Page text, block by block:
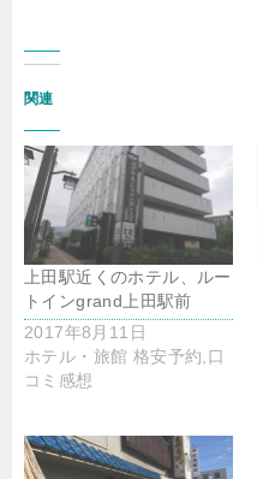
関連
上田駅近くのホテル、ルー
トインgrand上田駅前
2017年8月11日
ホテル・旅館 格安予約,口
コミ感想